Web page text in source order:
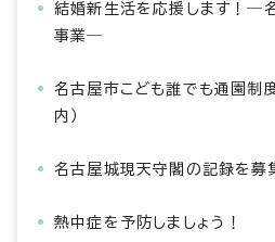
結婚新生活を応援します！―
事業―
名古屋市こども誰でも通園制
内）
名古屋城現天守閣の記録を募
熱中症を予防しましょう！